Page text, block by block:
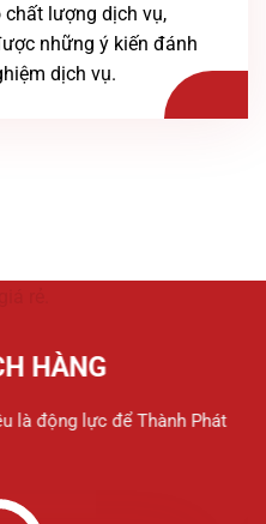
lượng dịch vụ,
những ý kiến đánh
dịch vụ.
HÀNG
là động lực để Thành Phát